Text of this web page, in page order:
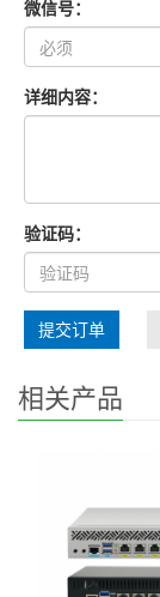
微信号：
详细内容：
验证码：
提交订单
相关产品